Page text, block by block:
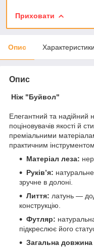
Приховати
Опис Характеристики
Опис
Ніж "Буйвол"
Елегантний та надійний
поціновувачів якості й
преміальними
практичним
Матеріал леза:
Руків’я:
зручне в долоні.
Лиття: латунь —
конструкцію.
Футляр:
підкреслює його
Загальна